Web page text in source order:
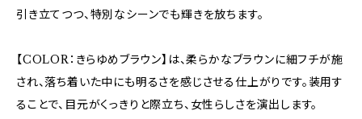
引き立てつつ、特別なシーンでも輝きを放ちます。
【COLOR：きらゆめブラウン】は、柔らかなブラウンに細フチが施
され、落ち着いた中にも明るさを感じさせる仕上がりです。装用す
ることで、目元がくっきりと際立ち、女性らしさを演出します。